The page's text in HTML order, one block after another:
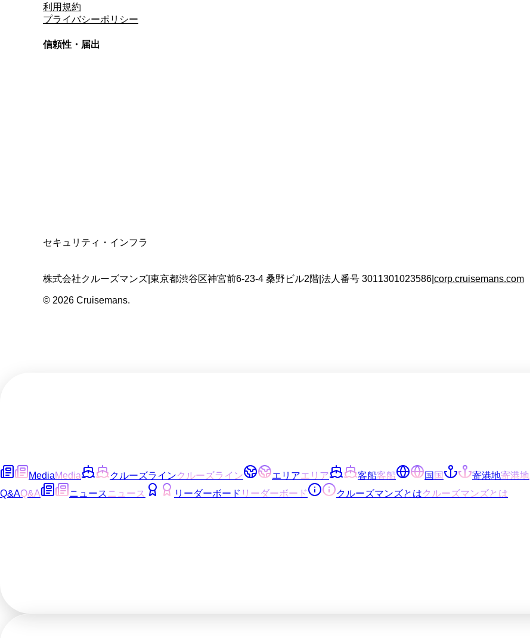
利用規約
プライバシーポリシー
信頼性・届出
セキュリティ・インフラ
株式会社クルーズマンズ 東京都渋谷区神宮前6-23-4 桑野ビル2階 法人番号 3011301023586 corp.cruisemans.com
© 2026 Cruisemans.
MediaMedia クルーズラインクルーズライン エリアエリア 客船客船 国国 寄港地寄港地
Q&AQ&A ニュース ニュース リーダーボード リーダーボード クルーズマンズとはクルーズマンズとは